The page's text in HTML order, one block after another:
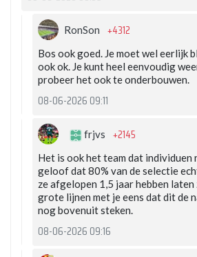
RonSon +4312
Bos ook goed. Je moet wel eerlijk
ook ok. Je kunt heel eenvoudig
probeer het ook te onderbouwen.
08-06-2026 09:11
frjvs +2145
Het is ook het team dat individuen
geloof dat 80% van de selectie
ze afgelopen 1,5 jaar hebben laten
grote lijnen met je eens dat dit de
nog bovenuit steken.
08-06-2026 09:16